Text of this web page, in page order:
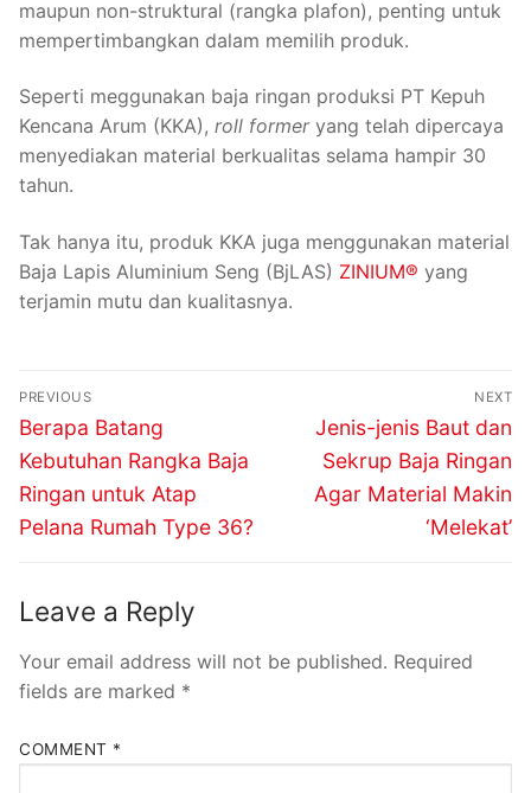
maupun non-struktural (rangka plafon), penting untuk
mempertimbangkan dalam memilih produk.
Seperti meggunakan baja ringan produksi PT Kepuh
Kencana Arum (KKA), roll former yang telah dipercaya
menyediakan material berkualitas selama hampir 30
tahun.
Tak hanya itu, produk KKA juga menggunakan material
Baja Lapis Aluminium Seng (BjLAS) ZINIUM® yang
terjamin mutu dan kualitasnya.
PREVIOUS
Berapa Batang
Kebutuhan Rangka Baja
Ringan untuk Atap
Pelana Rumah Type 36?
NEXT
Jenis-jenis Baut dan
Sekrup Baja Ringan
Agar Material Makin
‘Melekat’
Leave a Reply
Your email address will not be published. Required
fields are marked *
COMMENT *